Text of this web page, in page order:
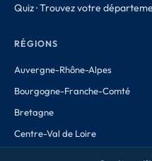
Quiz · Trouvez votre
RÉGIONS
Auvergne-Rhône-Alpes
Bourgogne-Franche-Comté
Bretagne
Centre-Val de Loire